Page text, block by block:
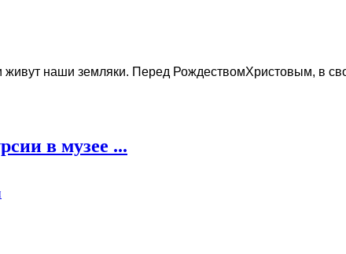
живут наши земляки. Перед РождествомХристовым, в
в музее ...